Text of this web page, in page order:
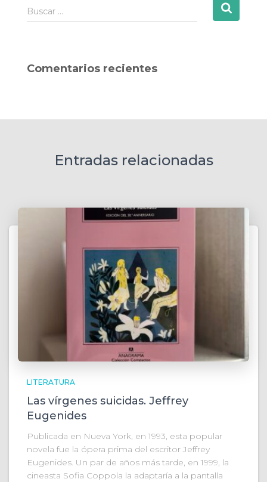
B
u
r
Buscar …
Comentarios recientes
Entradas relacionadas
LITERATURA
Las vírgenes suicidas. Jeffrey
Eugenides
Publicada en Nueva York, en 1993, esta popular
novela fue la ópera prima del escritor Jeffrey
Eugenides. Un par de años más tarde, en 1999, la
cineasta Sofia Coppola la adaptaría a la pantalla